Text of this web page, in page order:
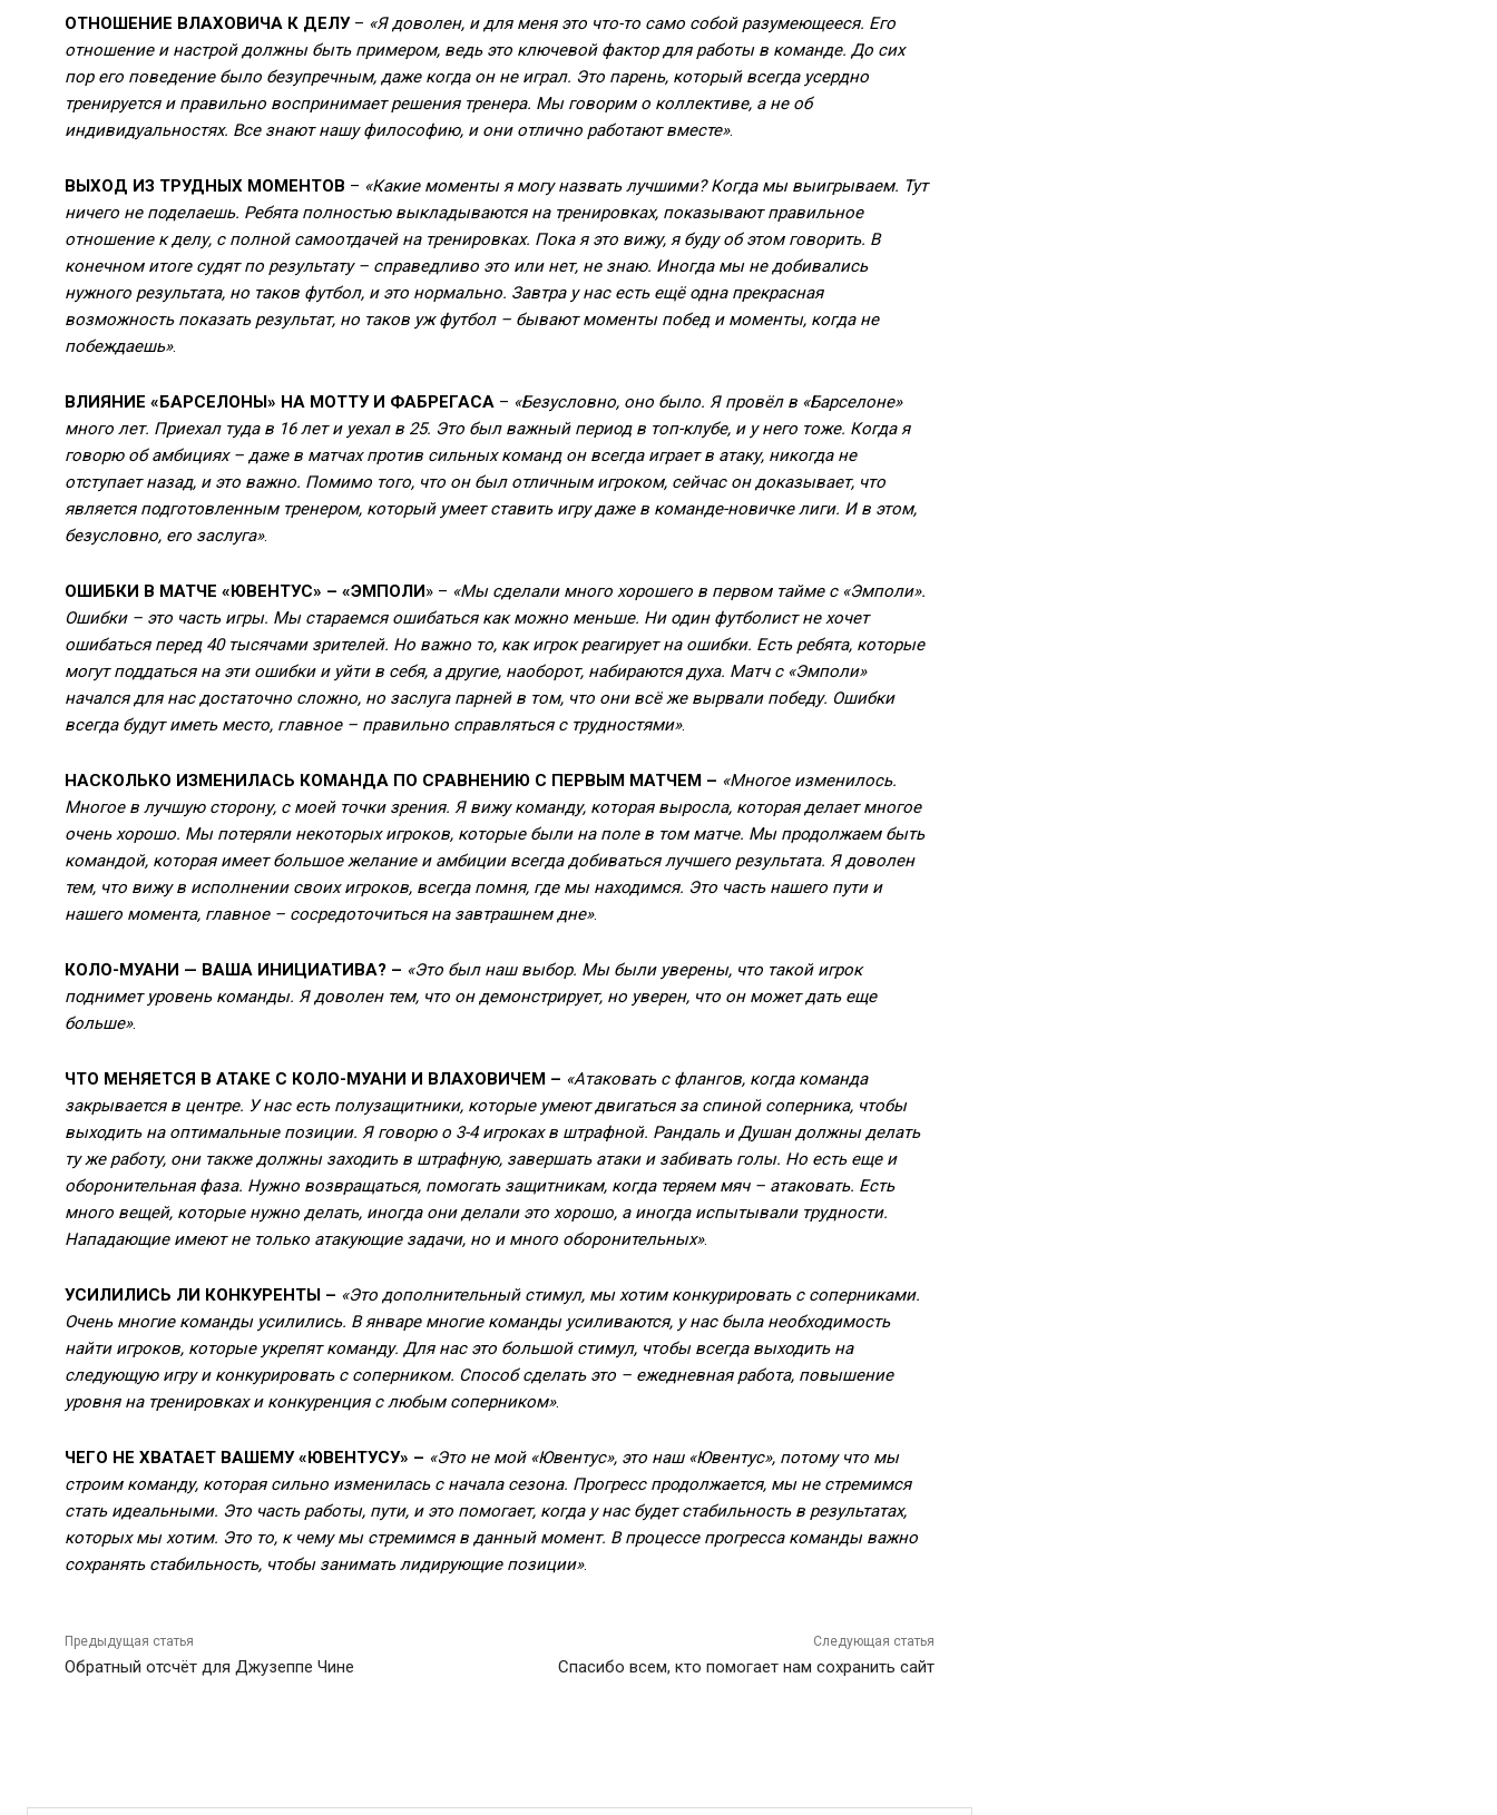
ОТНОШЕНИЕ ВЛАХОВИЧА К ДЕЛУ– «Я доволен, и для меня это что-то само собой разумеющееся. Его
отношение и настрой должны быть примером, ведь это ключевой фактор для работы в команде. До сих
пор его поведение было безупречным, даже когда он не играл. Это парень, который всегда усердно
тренируется и правильно воспринимает решения тренера. Мы говорим о коллективе, а не об
индивидуальностях. Все знают нашу философию, и они отлично работают вместе».
ВЫХОД ИЗ ТРУДНЫХ МОМЕНТОВ – «Какие моменты я могу назвать лучшими? Когда мы выигрываем. Тут
ничего не поделаешь. Ребята полностью выкладываются на тренировках, показывают правильное
отношение к делу, с полной самоотдачей на тренировках. Пока я это вижу, я буду об этом говорить. В
конечном итоге судят по результату – справедливо это или нет, не знаю. Иногда мы не добивались
нужного результата, но таков футбол, и это нормально. Завтра у нас есть ещё одна прекрасная
возможность показать результат, но таков уж футбол – бывают моменты побед и моменты, когда не
побеждаешь».
ВЛИЯНИЕ «БАРСЕЛОНЫ» НА МОТТУ И ФАБРЕГАСА – «Безусловно, оно было. Я провёл в «Барселоне»
много лет. Приехал туда в 16 лет и уехал в 25. Это был важный период в топ-клубе, и у него тоже. Когда я
говорю об амбициях – даже в матчах против сильных команд он всегда играет в атаку, никогда не
отступает назад, и это важно. Помимо того, что он был отличным игроком, сейчас он доказывает, что
является подготовленным тренером, который умеет ставить игру даже в команде-новичке лиги. И в этом,
безусловно, его заслуга».
ОШИБКИ В МАТЧЕ «ЮВЕНТУС» – «ЭМПОЛИ » – «Мы сделали много хорошего в первом тайме с «Эмполи».
Ошибки – это часть игры. Мы стараемся ошибаться как можно меньше. Ни один футболист не хочет
ошибаться перед 40 тысячами зрителей. Но важно то, как игрок реагирует на ошибки. Есть ребята, которые
могут поддаться на эти ошибки и уйти в себя, а другие, наоборот, набираются духа. Матч с «Эмполи»
начался для нас достаточно сложно, но заслуга парней в том, что они всё же вырвали победу. Ошибки
всегда будут иметь место, главное – правильно справляться с трудностями».
НАСКОЛЬКО ИЗМЕНИЛАСЬ КОМАНДА ПО СРАВНЕНИЮ С ПЕРВЫМ МАТЧЕМ – «Многое изменилось.
Многое в лучшую сторону, с моей точки зрения. Я вижу команду, которая выросла, которая делает многое
очень хорошо. Мы потеряли некоторых игроков, которые были на поле в том матче. Мы продолжаем быть
командой, которая имеет большое желание и амбиции всегда добиваться лучшего результата. Я доволен
тем, что вижу в исполнении своих игроков, всегда помня, где мы находимся. Это часть нашего пути и
нашего момента, главное – сосредоточиться на завтрашнем дне».
КОЛО-МУАНИ — ВАША ИНИЦИАТИВА? – «Это был наш выбор. Мы были уверены, что такой игрок
поднимет уровень команды. Я доволен тем, что он демонстрирует, но уверен, что он может дать еще
больше».
ЧТО МЕНЯЕТСЯ В АТАКЕ С КОЛО-МУАНИ И ВЛАХОВИЧЕМ – «Атаковать с флангов, когда команда
закрывается в центре. У нас есть полузащитники, которые умеют двигаться за спиной соперника, чтобы
выходить на оптимальные позиции. Я говорю о 3-4 игроках в штрафной. Рандаль и Душан должны делать
ту же работу, они также должны заходить в штрафную, завершать атаки и забивать голы. Но есть еще и
оборонительная фаза. Нужно возвращаться, помогать защитникам, когда теряем мяч – атаковать. Есть
много вещей, которые нужно делать, иногда они делали это хорошо, а иногда испытывали трудности.
Нападающие имеют не только атакующие задачи, но и много оборонительных».
УСИЛИЛИСЬ ЛИ КОНКУРЕНТЫ – «Это дополнительный стимул, мы хотим конкурировать с соперниками.
Очень многие команды усилились. В январе многие команды усиливаются, у нас была необходимость
найти игроков, которые укрепят команду. Для нас это большой стимул, чтобы всегда выходить на
следующую игру и конкурировать с соперником. Способ сделать это – ежедневная работа, повышение
уровня на тренировках и конкуренция с любым соперником».
ЧЕГО НЕ ХВАТАЕТ ВАШЕМУ «ЮВЕНТУСУ» – «Это не мой «Ювентус», это наш «Ювентус», потому что мы
строим команду, которая сильно изменилась с начала сезона. Прогресс продолжается, мы не стремимся
стать идеальными. Это часть работы, пути, и это помогает, когда у нас будет стабильность в результатах,
которых мы хотим. Это то, к чему мы стремимся в данный момент. В процессе прогресса команды важно
сохранять стабильность, чтобы занимать лидирующие позиции».
Предыдущая статья
Обратный отсчёт для Джузеппе Чине
Следующая статья
Спасибо всем, кто помогает нам сохранить сайт